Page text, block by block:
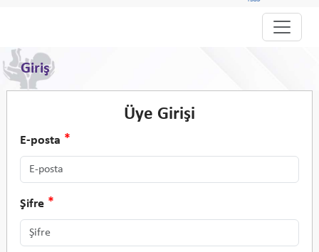
Giriş
Üye Girişi
E-posta
Şifre